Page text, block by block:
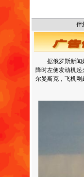
伴
据俄罗斯新闻
降时左侧发动机
尔曼斯克，飞机刚